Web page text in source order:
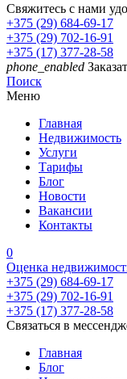
Свяжитесь с нами
+375 (29) 684-69-17
+375 (29) 702-16-91
+375 (17) 377-28-58
phone_enabled
Поиск
Меню
Главная
Недвижимость
Услуги
Тарифы
Блог
Новости
Вакансии
Контакты
0
Оценка
+375 (29) 684-69-17
+375 (29) 702-16-91
+375 (17) 377-28-58
Связаться в
Главная
Блог